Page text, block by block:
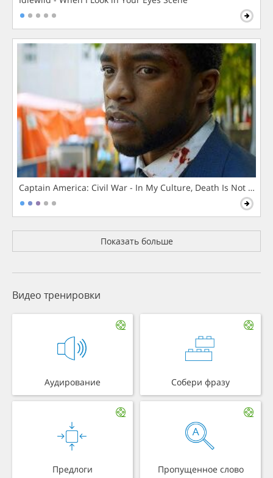
Captain America: Civil War - In My Culture, Death Is Not The
Показать больше
Видео тренировки
Аудирование Собери фразу
Предлоги Пропущенное слово